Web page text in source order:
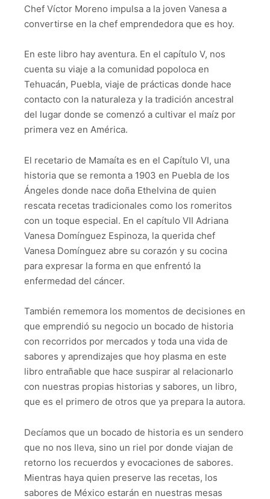
Chef Víctor Moreno impulsa a la joven Vanesa a
convertirse en la chef emprendedora que es hoy.
En este libro hay aventura. En el capítulo V, nos
cuenta su viaje a la comunidad popoloca en
Tehuacán, Puebla, viaje de prácticas donde hace
contacto con la naturaleza y la tradición ancestral
del lugar donde se comenzó a cultivar el maíz por
primera vez en América.
El recetario de Mamaíta es en el Capítulo VI, una
historia que se remonta a 1903 en Puebla de los
Ángeles donde nace doña Ethelvina de quien
rescata recetas tradicionales como los romeritos
con un toque especial. En el capítulo VII Adriana
Vanesa Domínguez Espinoza, la querida chef
Vanesa Domínguez abre su corazón y su cocina
para expresar la forma en que enfrentó la
enfermedad del cáncer.
También rememora los momentos de decisiones en
que emprendió su negocio un bocado de historia
con recorridos por mercados y toda una vida de
sabores y aprendizajes que hoy plasma en este
libro entrañable que hace suspirar al relacionarlo
con nuestras propias historias y sabores, un libro,
que es el primero de otros que ya prepara la autora.
Decíamos que un bocado de historia es un sendero
que no nos lleva, sino un riel por donde viajan de
retorno los recuerdos y evocaciones de sabores.
Mientras haya quien preserve las recetas, los
sabores de México estarán en nuestras mesas